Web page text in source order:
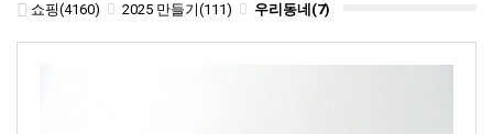
쇼핑(4160) 2025 만들기(111) 우리동네(7)